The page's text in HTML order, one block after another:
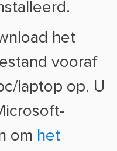
het
vooraf
laptop op. U
om het